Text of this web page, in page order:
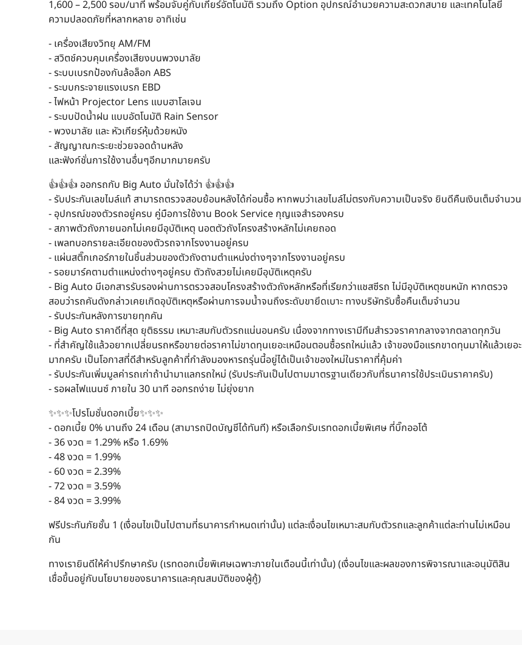
1,600 – 2,500 รอบ/นาที พร้อมจับคู่กับเกียร์อัตโนมัติ รวมถึง Option อุปกรณ์อำนวยความสะดวกสบาย และเทคโนโลยี
ความปลอดภัยที่หลากหลาย อาทิเช่น
- เครื่องเสียงวิทยุ AM/FM
- สวิตช์ควบคุมเครื่องเสียงบนพวงมาลัย
- ระบบเบรกป้องกันล้อล็อก ABS
- ระบบกระจายแรงเบรก EBD
- ไฟหน้า Projector Lens แบบฮาโลเจน
- ระบบปัดน้ำฝน แบบอัตโนมัติ Rain Sensor
- พวงมาลัย และ หัวเกียร์หุ้มด้วยหนัง
- สัญญาณกะระยะช่วยจอดด้านหลัง
และฟังก์ชั่นการใช้งานอื่นๆอีกมากมายครับ
👍👍👍 ออกรถกับ Big Auto มั่นใจได้ว่า 👍👍👍
- รับประกันเลขไมล์แท้ สามารถตรวจสอบย้อนหลังได้ก่อนซื้อ หากพบว่าเลขไมล์ไม่ตรงกับความเป็นจริง ยินดีคืนเงินเต็มจำนวน
- อุปกรณ์ของตัวรถอยู่ครบ คู่มือการใช้งาน Book Service กุญแจสำรองครบ
- สภาพตัวถังภายนอกไม่เคยมีอุบัติเหตุ นอตตัวถังโครงสร้างหลักไม่เคยถอด
- เพลทบอกรายละเอียดของตัวรถจากโรงงานอยู่ครบ
- แผ่นสติ๊กเกอร์ภายในชิ้นส่วนของตัวถังตามตำแหน่งต่างๆจากโรงงานอยู่ครบ
- รอยมาร์คตามตำแหน่งต่างๆอยู่ครบ ตัวถังสวยไม่เคยมีอุบัติเหตุครับ
- Big Auto มีเอกสารรับรองผ่านการตรวจสอบโครงสร้างตัวถังหลักหรือที่เรียกว่าแชสซีรถ ไม่มีอุบัติเหตุชนหนัก หากตรวจ
สอบว่ารถคันดังกล่าวเคยเกิดอุบัติเหตุหรือผ่านการจมน้ำจนถึงระดับขายึดเบาะ ทางบริษัทรับซื้อคืนเต็มจำนวน
- รับประกันหลังการขายทุกคัน
- Big Auto ราคาดีที่สุด ยุติธรรม เหมาะสมกับตัวรถแน่นอนครับ เนื่องจากทางเรามีทีมสำรวจราคากลางจากตลาดทุกวัน
- ที่สำคัญใช้แล้วอยากเปลี่ยนรถหรือขายต่อราคาไม่ขาดทุนเยอะเหมือนตอนซื้อรถใหม่แล้ว เจ้าของมือแรกขาดทุนมาให้แล้วเยอะ
มากครับ เป็นโอกาสที่ดีสำหรับลูกค้าที่กำลังมองหารถรุ่นนี้อยู่ได้เป็นเจ้าของใหม่ในราคาที่คุ้มค่า
- รับประกันเพิ่มมูลค่ารถเก่าถ้านำมาแลกรถใหม่ (รับประกันเป็นไปตามมาตรฐานเดียวกับที่ธนาคารใช้ประเมินราคาครับ)
- รอผลไฟแนนซ์ ภายใน 30 นาที ออกรถง่าย ไม่ยุ่งยาก
✨✨✨โปรโมชั่นดอกเบี้ย✨✨✨
- ดอกเบี้ย 0% นานถึง 24 เดือน (สามารถปิดบัญชีได้ทันที) หรือเลือกรับเรทดอกเบี้ยพิเศษ ที่บิ๊กออโต้
- 36 งวด = 1.29% หรือ 1.69%
- 48 งวด = 1.99%
- 60 งวด = 2.39%
- 72 งวด = 3.59%
- 84 งวด = 3.99%
ฟรีประกันภัยชั้น 1 (เงื่อนไขเป็นไปตามที่ธนาคารกำหนดเท่านั้น) แต่ละเงื่อนไขเหมาะสมกับตัวรถและลูกค้าแต่ละท่านไม่เหมือน
กัน
ทางเรายินดีให้คำปรึกษาครับ (เรทดอกเบี้ยพิเศษเฉพาะภายในเดือนนี้เท่านั้น) (เงื่อนไขและผลของการพิจารณาและอนุมัติสิน
เชื่อขึ้นอยู่กับนโยบายของธนาคารและคุณสมบัติของผู้กู้)